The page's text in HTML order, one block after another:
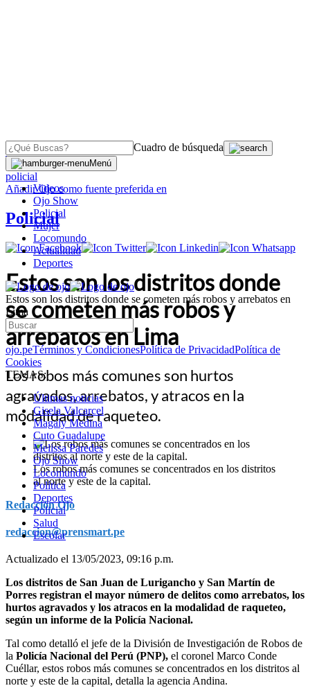
Cuadro de búsqueda
Menú
Videos
Ojo Show
Policial
Mujer
Locomundo
Actualidad
Deportes
Estos son los distritos donde se cometen más robos y arrebatos en
Lima
ojo.peTérminos y CondicionesPolítica de PrivacidadPolítica de
Cookies
TEMAS:
Últimas noticias
Gisela Valcarcel
Magaly Medina
Cuto Guadalupe
Melissa Paredes
Ojo Show
Locomundo
Política
Deportes
Policial
Salud
Escolar
OJO
policial
AñadirOjocomo fuente preferida en
Policial
Estos son los distritos donde
se cometen más robos y
arrebatos en Lima
Los robos más comunes son hurtos
agravados, arrebatos, y atracos en la
modalidad de raqueteo.
Los robos más comunes se concentrados en los distritos
al norte y este de la capital.
Redacción Ojo
redaccion@prensmart.pe
Actualizado el 13/05/2023, 09:16 p.m.
Los distritos de San Juan de Lurigancho y San Martín de
Porres registran el mayor número de delitos como arrebatos, los
hurtos agravados y los atracos en la modalidad de raqueteo,
según un informe de la Policía Nacional.
Tal como detalló el jefe de la División de Investigación de Robos de
la Policía Nacional del Perú (PNP), el coronel Marco Conde
Cuéllar, estos robos más comunes se concentrados en los distritos al
norte y este de la capital, detalla la agencia Andina.